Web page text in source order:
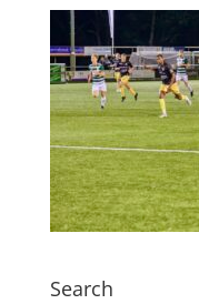
Search